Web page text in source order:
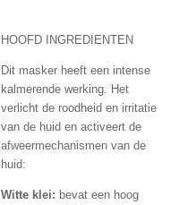
HOOFD INGREDIENTEN
Dit masker heeft een intense
kalmerende werking. Het
verlicht de roodheid en irritatie
van de huid en activeert de
afweermechanismen van de
huid:
Witte klei: bevat een hoog